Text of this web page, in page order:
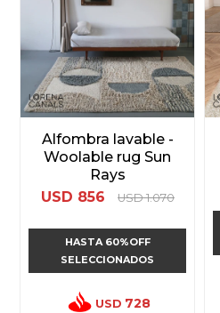
Alfombra lavable -
Woolable rug Sun
Rays
USD 856 USD 1.070
HASTA 60%OFF
SELECCIONADOS
USD 728